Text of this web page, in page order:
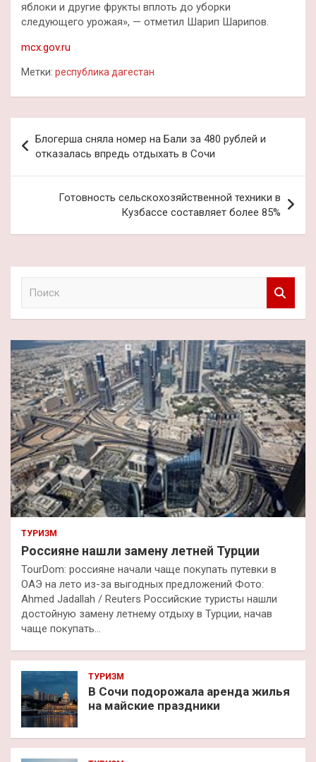
яблоки и другие фрукты вплоть до уборки
следующего урожая», — отметил Шарип Шарипов.
mcx.gov.ru
Метки: республика дагестан
по
записям
Блогерша сняла номер на Бали за 480 рублей и
отказалась впредь отдыхать в Сочи
Готовность сельскохозяйственной техники в
Кузбассе составляет более 85%
к
ТУРИЗМ
Россияне нашли замену летней Турции
TourDom: россияне начали чаще покупать путевки в
ОАЭ на лето из-за выгодных предложений Фото:
Ahmed Jadallah / Reuters Российские туристы нашли
достойную замену летнему отдыху в Турции, начав
чаще покупать…
ТУРИЗМ
В Сочи подорожала аренда жилья
на майские праздники